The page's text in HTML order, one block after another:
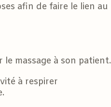
afin de faire le lien au
massage à son patient.
à respirer